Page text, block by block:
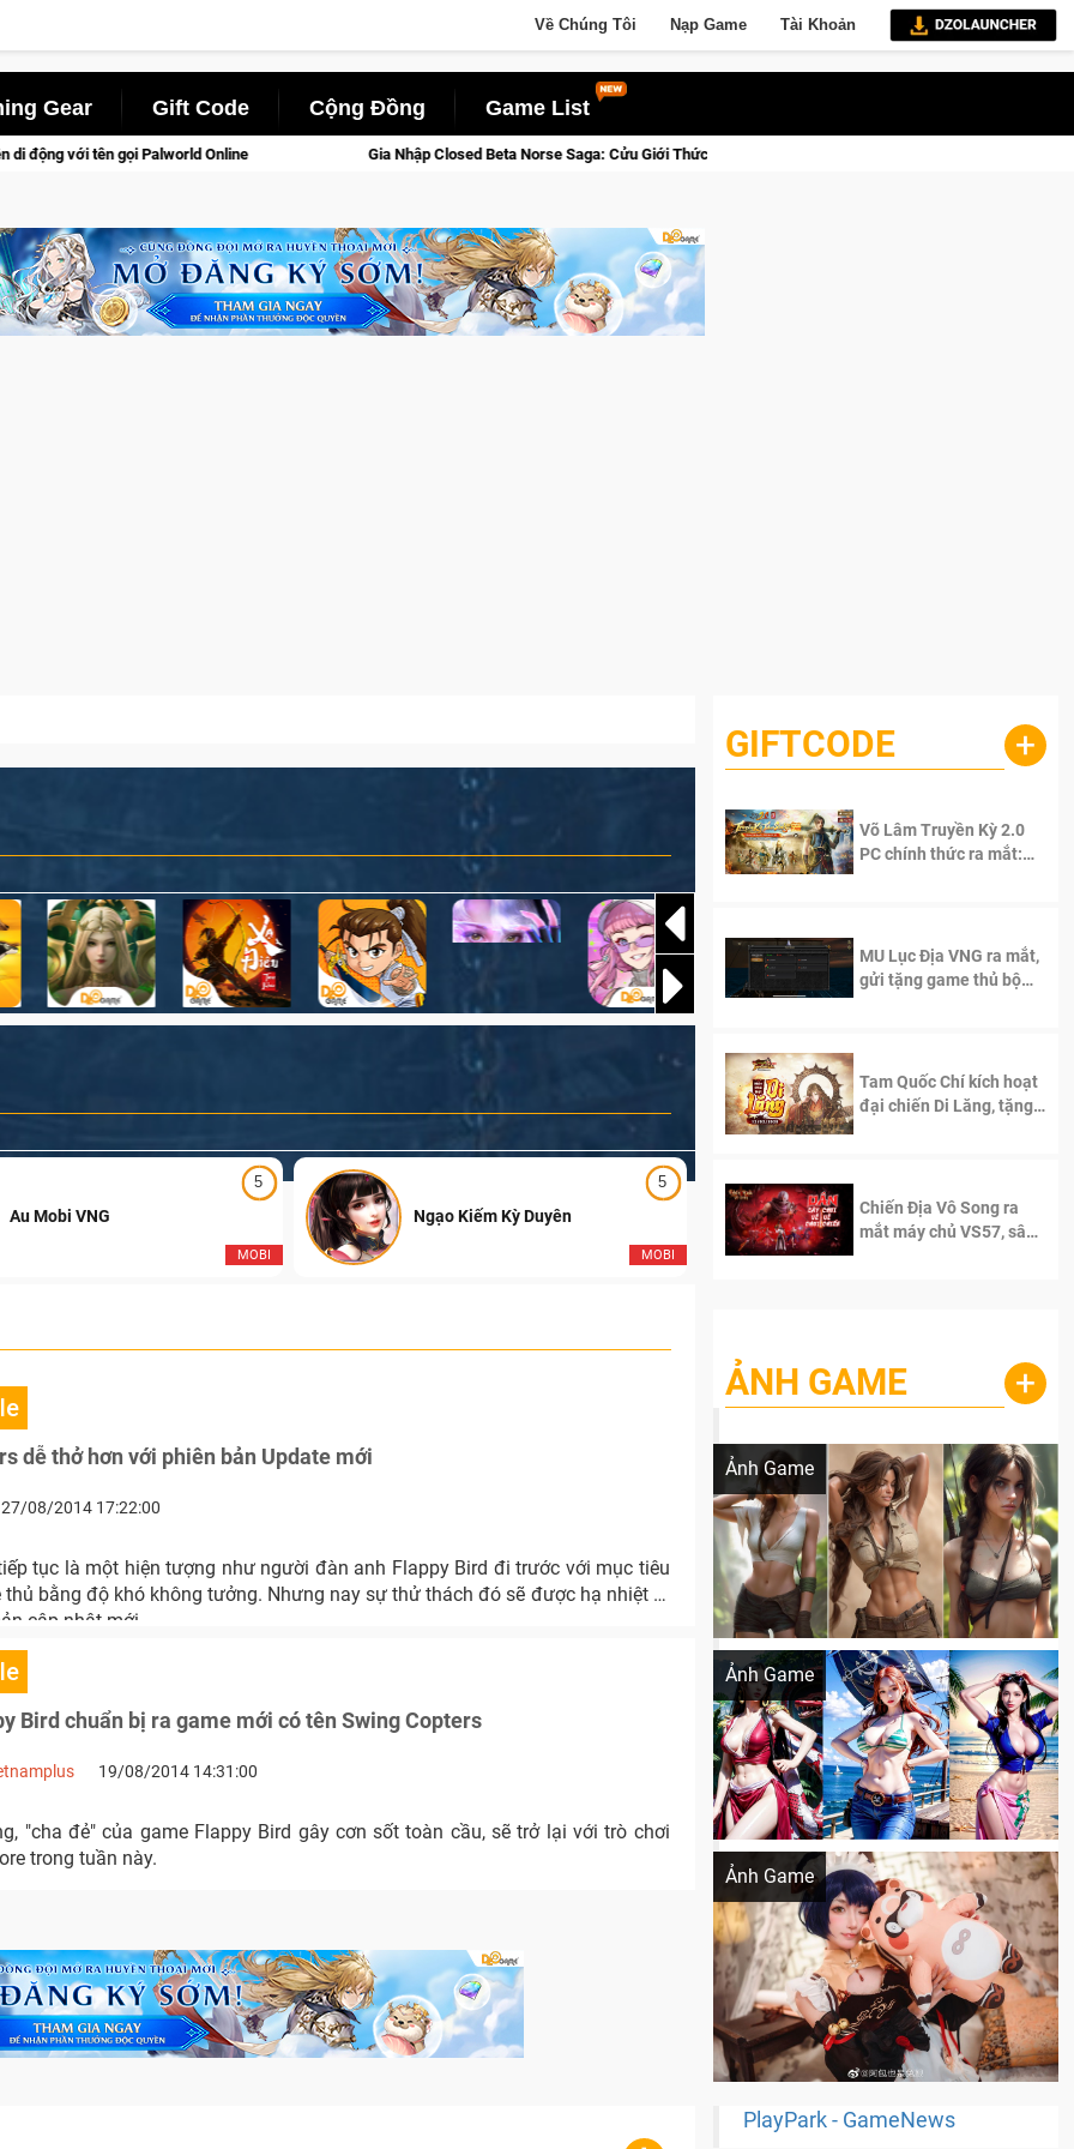
Về Chúng Tôi Nạp Game Tài Khoản
Gear Gift Code Cộng Đồng Game List
Online Gia Nhập Closed Beta Norse Saga: Cửu Giới Thức Tỉnh, Săn DJI Osmo Pocket 3 Ngay Hôm Nay
5
MOBI
Au Mobi VNG
5
MOBI
Ngạo Kiếm Kỳ Duyên Ngạo Thiên Mobile
dễ thở hơn với phiên bản Update mới
27/08/2014 17:22:00
tục là một hiện tượng như người đàn anh Flappy Bird đi trước với mục tiêu
bằng độ khó không tưởng. Nhưng nay sự thử thách đó sẽ được hạ nhiệt đi
cập nhật mới.
Bird chuẩn bị ra game mới có tên Swing Copters
19/08/2014 14:31:00
"cha đẻ" của game Flappy Bird gây cơn sốt toàn cầu, sẽ trở lại với trò chơi
trong tuần này.
GIFTCODE +
Võ Lâm Truyền Kỳ 2.0
PC chính thức ra mắt:
MU Lục Địa VNG ra mắt,
gửi tặng game thủ bộ
Tam Quốc Chí kích hoạt
đại chiến Di Lăng, tặng
Chiến Địa Vô Song ra
mắt máy chủ VS57, sân
ẢNH GAME +
Ảnh Game
Lala Croft vừa nóng vừa xinh dưới nét vẽ
Ảnh Game
Khi AI Cosplay gái đẹp One Piece
Ảnh Game
Cosplay Xiangling siêu cute
PlayPark - GameNews